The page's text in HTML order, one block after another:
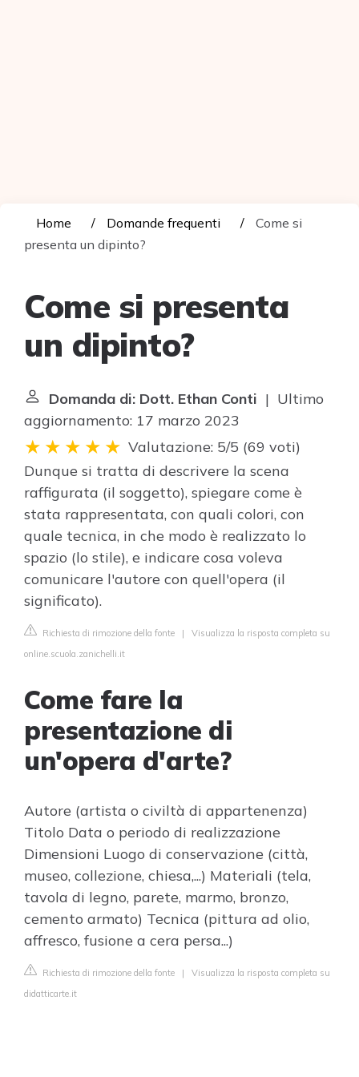
Home Domande frequenti
Come si
presenta un dipinto?
Come si presenta
un dipinto?
Domanda di: Dott. Ethan Conti | Ultimo
aggiornamento: 17 marzo 2023
Valutazione: 5/5 (69 voti)
Dunque si tratta di descrivere la scena
raffigurata (il soggetto), spiegare come è
stata rappresentata, con quali colori, con
quale tecnica, in che modo è realizzato lo
spazio (lo stile), e indicare cosa voleva
comunicare l'autore con quell'opera (il
significato).
Richiesta di rimozione della fonte | Visualizza la risposta completa su
online.scuola.zanichelli.it
Come fare la
presentazione di
un'opera d'arte?
Autore (artista o civiltà di appartenenza)
Titolo Data o periodo di realizzazione
Dimensioni Luogo di conservazione (città,
museo, collezione, chiesa,...) Materiali (tela,
tavola di legno, parete, marmo, bronzo,
cemento armato) Tecnica (pittura ad olio,
affresco, fusione a cera persa...)
Richiesta di rimozione della fonte | Visualizza la risposta completa su
didatticarte.it